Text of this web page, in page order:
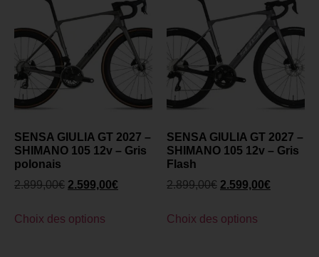
SENSA GIULIA GT 2027 –
SHIMANO 105 12v – Gris
polonais
2.899,00€ 2.599,00€
Choix des options
SENSA GIULIA GT 2027 –
SHIMANO 105 12v – Gris
Flash
2.899,00€ 2.599,00€
Choix des options